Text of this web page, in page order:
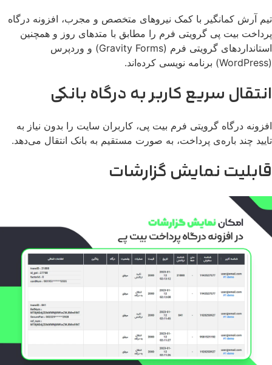
آرش کمانگیر با کمک نیروهای متخصص و مجرب، افزونه درگاه
بیت پی گرویتی فرم را مطابق با متدهای روز و همچنین
استانداردهای گرویتی فرم (Gravity Forms) و وردپرس
سریع کاربر به درگاه بانکی
درگاه گرویتی فرم بیت پی، کاربران سایت را بدون نیاز به
چند باره‌ی پرداخت، به صورت مستقیم به بانک انتقال می‌دهد.
نمایش گزارشات